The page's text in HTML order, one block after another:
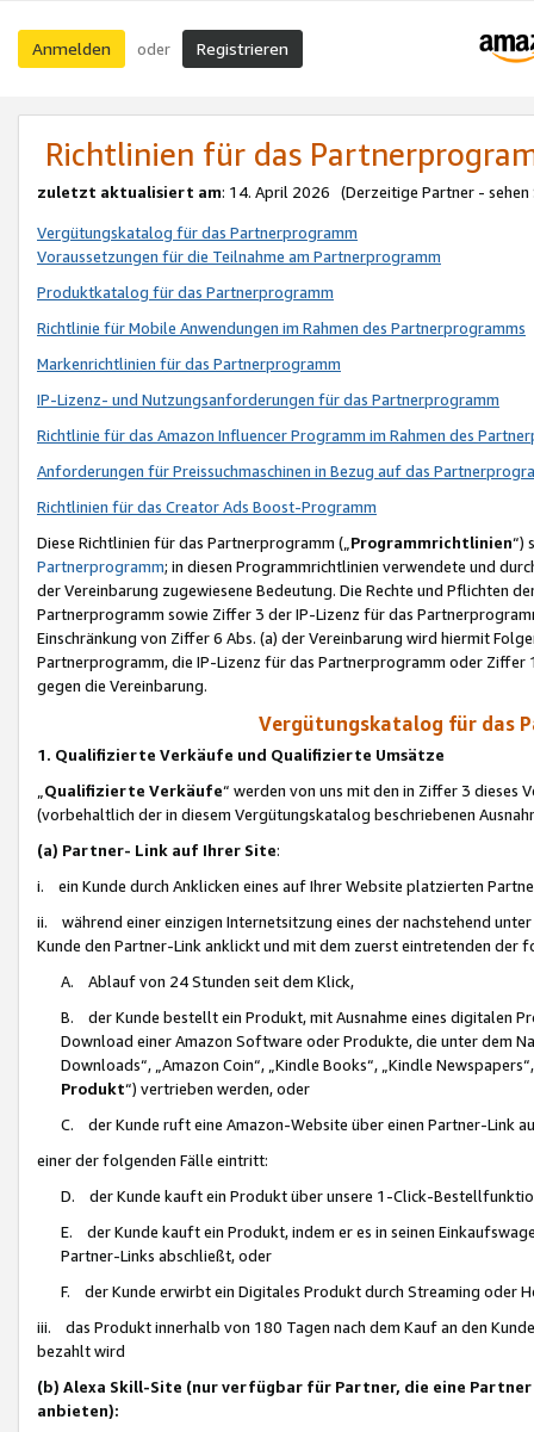
Anmelden oder Registrieren
Richtlinien für das
zuletzt aktualisiert am: 14. April 2026 (Derzeitige Partner - sehen
Vergütungskatalog für das Partnerprogramm
Voraussetzungen für die Teilnahme am Partnerprogramm
Produktkatalog für das Partnerprogramm
Richtlinie für Mobile Anwendungen im Rahmen des Partnerprogramms
Markenrichtlinien für das Partnerprogramm
IP-Lizenz- und Nutzungsanforderungen für das Partnerprogramm
Richtlinie für das Amazon Influencer Programm im Rahmen des
Anforderungen für Preissuchmaschinen in Bezug auf das
Richtlinien für das Creator Ads Boost-Programm
Diese Richtlinien für das Partnerprogramm („Programmrichtlinien“)
Partnerprogramm; in diesen Programmrichtlinien verwendete und
der Vereinbarung zugewiesene Bedeutung. Die Rechte und Pflichten
Partnerprogramm sowie Ziffer 3 der IP-Lizenz für das
Einschränkung von Ziffer 6 Abs. (a) der Vereinbarung wird hiermit
Partnerprogramm, die IP-Lizenz für das Partnerprogramm oder
gegen die Vereinbarung.
Vergütungskatalog für das
1. Qualifizierte Verkäufe und Qualifizierte Umsätze
Qualifizierte Verkäufe“ werden von uns mit den in Ziffer 3
(vorbehaltlich der in diesem Vergütungskatalog beschriebenen
(a) Partner- Link auf Ihrer Site:
i. ein Kunde durch Anklicken eines auf Ihrer Website platzierten
ii. während einer einzigen Internetsitzung eines der nachstehend
Kunde den Partner-Link anklickt und mit dem zuerst eintretenden der
A. Ablauf von 24 Stunden seit dem Klick,
B. der Kunde bestellt ein Produkt, mit Ausnahme eines digitalen
Download einer Amazon Software oder Produkte, die unter dem
Downloads“, „Amazon Coin“, „Kindle Books“, „Kindle
Produkt“) vertrieben werden, oder
C. der Kunde ruft eine Amazon-Website über einen Partner-Link
einer der folgenden Fälle eintritt:
D. der Kunde kauft ein Produkt über unsere 1-Click-
E. der Kunde kauft ein Produkt, indem er es in seinen
Partner-Links abschließt, oder
F. der Kunde erwirbt ein Digitales Produkt durch Streaming oder
iii. das Produkt innerhalb von 180 Tagen nach dem Kauf an den
bezahlt wird
(b) Alexa Skill-Site (nur verfügbar für Partner, die eine
anbieten):